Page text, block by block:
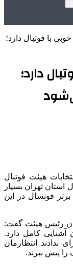
با فوتبال دارد؛
دارد؛
هیئت فوتبال
استان تهران بسیار
فوتسال در این
رئیس هیئت گفت:
آشنایی کامل دارد.
ندادند انتظارمان
پیش ببرند.